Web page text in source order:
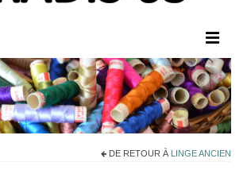
DE RETOUR À LINGE ANCIEN